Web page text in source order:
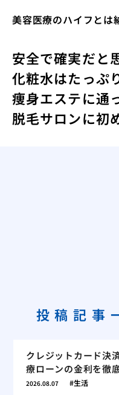
美容医療のハイフとは
安全で確実だと
化粧水はたっぷ
痩身エステに通
脱毛サロンに初
投稿記事
クレジットカード決
療ローンの金利を徹
2026.08.07 生活